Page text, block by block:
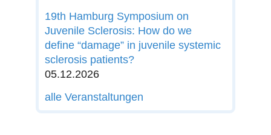
19th Hamburg Symposium on
Juvenile Sclerosis: How do we
define “damage” in juvenile systemic
sclerosis patients?
05.12.2026
alle Veranstaltungen